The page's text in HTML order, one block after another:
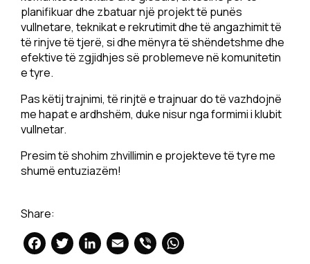
planifikuar dhe zbatuar një projekt të punës
vullnetare, teknikat e rekrutimit dhe të angazhimit të
të rinjve të tjerë, si dhe mënyra të shëndetshme dhe
efektive të zgjidhjes së problemeve në komunitetin
e tyre.
Pas këtij trajnimi, të rinjtë e trajnuar do të vazhdojnë
me hapat e ardhshëm, duke nisur nga formimi i klubit
vullnetar.
Presim të shohim zhvillimin e projekteve të tyre me
shumë entuziazëm!
Share:
Facebook
Twitter
LinkedIn
Email
Viber